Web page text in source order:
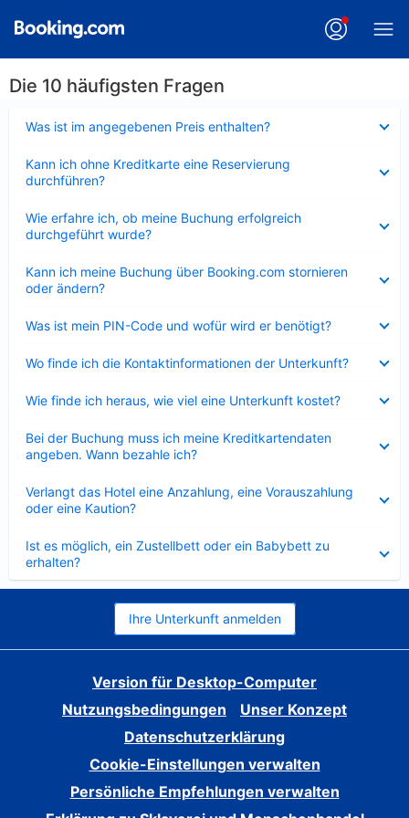
Die 10 häufigsten Fragen
Was ist im angegebenen Preis enthalten?
Kann ich ohne Kreditkarte eine Reservierung
durchführen?
Wie erfahre ich, ob meine Buchung erfolgreich
durchgeführt wurde?
Kann ich meine Buchung über Booking.com stornieren
oder ändern?
Was ist mein PIN-Code und wofür wird er benötigt?
Wo finde ich die Kontaktinformationen der Unterkunft?
Wie finde ich heraus, wie viel eine Unterkunft kostet?
Bei der Buchung muss ich meine Kreditkartendaten
angeben. Wann bezahle ich?
Verlangt das Hotel eine Anzahlung, eine Vorauszahlung
oder eine Kaution?
Ist es möglich, ein Zustellbett oder ein Babybett zu
erhalten?
Ihre Unterkunft anmelden
Version für Desktop-Computer
Nutzungsbedingungen
Unser Konzept
Datenschutzerklärung
Cookie-Einstellungen verwalten
Persönliche Empfehlungen verwalten